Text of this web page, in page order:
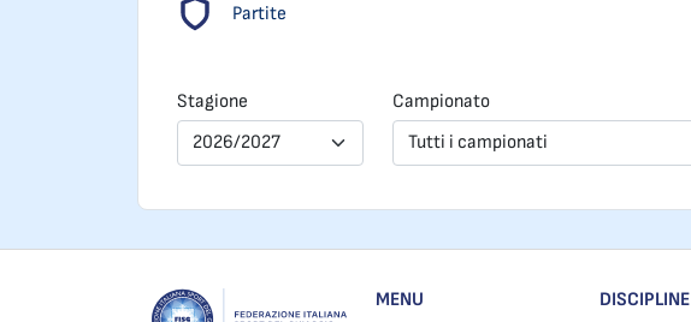
Partite
Stagione
2026/2027
Campionato
Tutti i campionati
MENU DISCIPLINE